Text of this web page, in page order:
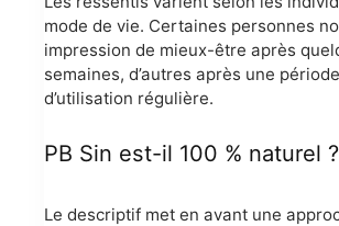
mode de vie. Certaines personnes
impression de mieux-être après
semaines, d’autres après une
d’utilisation régulière.
PB Sin est-il 100 % naturel ?
Le descriptif met en avant une